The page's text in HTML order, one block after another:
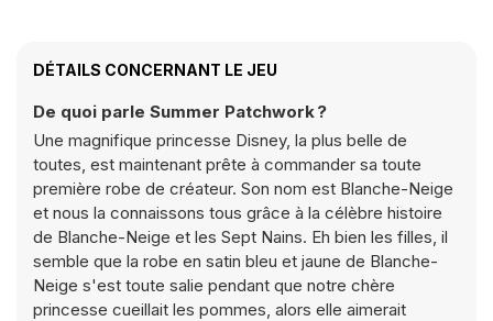
DÉTAILS CONCERNANT LE JEU
De quoi parle Summer Patchwork ?
Une magnifique princesse Disney, la plus belle de
toutes, est maintenant prête à commander sa toute
première robe de créateur. Son nom est Blanche-Neige
et nous la connaissons tous grâce à la célèbre histoire
de Blanche-Neige et les Sept Nains. Eh bien les filles, il
semble que la robe en satin bleu et jaune de Blanche-
Neige s'est toute salie pendant que notre chère
princesse cueillait les pommes, alors elle aimerait